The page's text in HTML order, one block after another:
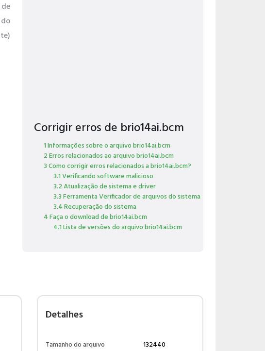
Corrigir erros de brio14ai.bcm
1 Informações sobre o arquivo brio14ai.bcm
2 Erros relacionados ao arquivo brio14ai.bcm
3 Como corrigir erros relacionados a brio14ai.bcm?
3.1 Verificando software malicioso
3.2 Atualização de sistema e driver
3.3 Ferramenta Verificador de arquivos do sistema
3.4 Recuperação do sistema
4 Faça o download de brio14ai.bcm
4.1 Lista de versões do arquivo brio14ai.bcm
Detalhes
Tamanho do arquivo
132440